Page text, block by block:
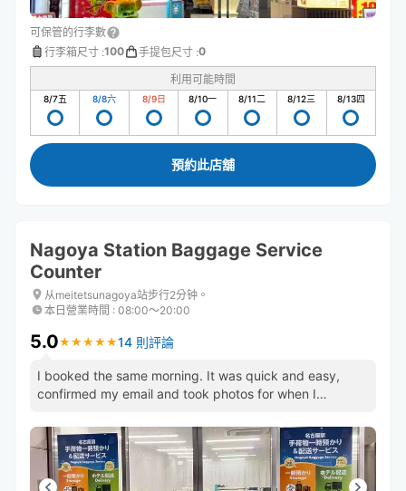
可保管的行李數
行李箱尺寸 :100 手提包尺寸 :0
利用可能時間
8/7五 8/8六 8/9日 8/10一 8/11二 8/12三 8/13四
預約此店舖
Nagoya Station Baggage Service
Counter
从meitetsunagoya站步行2分钟。
本日營業時間 : 08:00〜20:00
5.0★ ★ ★ ★ ★
★ ★ ★ ★ ★14 則評論
I booked the same morning. It was quick and easy,
confirmed my email and took photos for when I